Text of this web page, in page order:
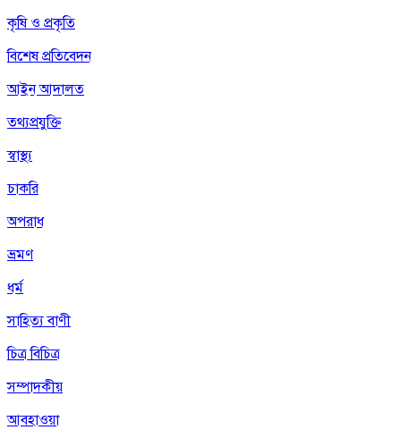
কৃষি ও প্রকৃতি
বিশেষ প্রতিবেদন
আইন আদালত
তথ্যপ্রযুক্তি
স্বাস্থ্য
চাকরি
অপরাধ
ভ্রমণ
ধর্ম
সাহিত্য বাণী
চিত্র বিচিত্র
সম্পাদকীয়
আবহাওয়া